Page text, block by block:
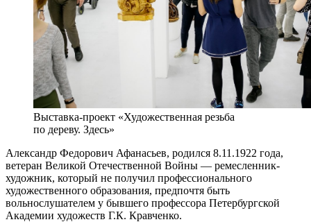
Выставка-проект «Художественная резьба
по дереву. Здесь»
Александр Федорович Афанасьев, родился 8.11.1922 года,
ветеран Великой Отечественной Войны — ремесленник-
художник, который не получил профессионального
художественного образования, предпочтя быть
вольнослушателем у бывшего профессора Петербургской
Академии художеств Г.К. Кравченко.